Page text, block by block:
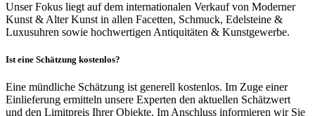
Unser Fokus liegt auf dem internationalen Verkauf von Moderner
Kunst & Alter Kunst in allen Facetten, Schmuck, Edelsteine &
Luxusuhren sowie hochwertigen Antiquitäten & Kunstgewerbe.
Ist eine Schätzung kostenlos?
Eine mündliche Schätzung ist generell kostenlos. Im Zuge einer
Einlieferung ermitteln unsere Experten den aktuellen Schätzwert
und den Limitpreis Ihrer Objekte. Im Anschluss informieren wir Sie